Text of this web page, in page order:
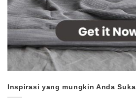
Inspirasi yang mungkin Anda Suka